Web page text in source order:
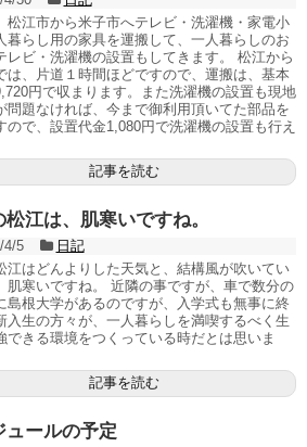
松江市から米子市へテレビ・洗濯機・家電小
暮らし用の家具を運搬して、一人暮らしのお
レビ・洗濯機の設置もしてきます。 松江から
は、片道１時間ほどですので、運搬は、基本
円で収まります。また洗濯機の設置も現地
問題なければ、今まで御利用頂いてた部品を
ので、設置代金1,080円で洗濯機の設置も行え
記事を読む
江は、肌寒いですね。
4/5
日記
江はどんよりした天気と、結構風が吹いてい
肌寒いですね。 近隣の事ですが、車で数分の
島根大学があるのですが、入学式も無事に終
入生の方々が、一人暮らしを満喫するべく生
できる環境をつくっている時だとは思いま
記事を読む
ュールの予定